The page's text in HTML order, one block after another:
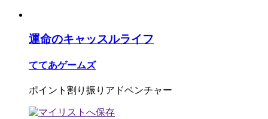
運命のキャッスルライフ
ててあゲームズ
ポイント割り振りアドベンチャー